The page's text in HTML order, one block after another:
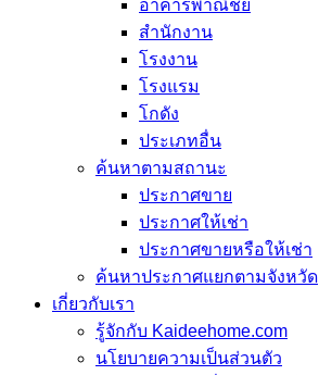
อาคารพาณิชย์
สำนักงาน
โรงงาน
โรงแรม
โกดัง
ประเภทอื่น
ค้นหาตามสถานะ
ประกาศขาย
ประกาศให้เช่า
ประกาศขายหรือให้เช่า
ค้นหาประกาศแยกตามจังหวัด
เกี่ยวกับเรา
รู้จักกับ Kaideehome.com
นโยบายความเป็นส่วนตัว